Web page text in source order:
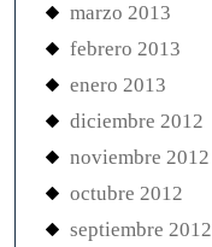
marzo 2013
febrero 2013
enero 2013
diciembre 2012
noviembre 2012
octubre 2012
septiembre 2012